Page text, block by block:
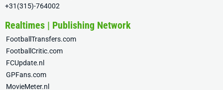
+31(315)-764002
Realtimes | Publishing Network
FootballTransfers.com
FootballCritic.com
FCUpdate.nl
GPFans.com
MovieMeter.nl